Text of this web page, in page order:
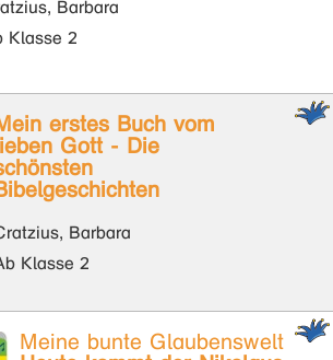
Barbara
Klasse 2
erstes Buch vom
Gott - Die
Barbara
Klasse 2
Meine bunte Glaubenswelt